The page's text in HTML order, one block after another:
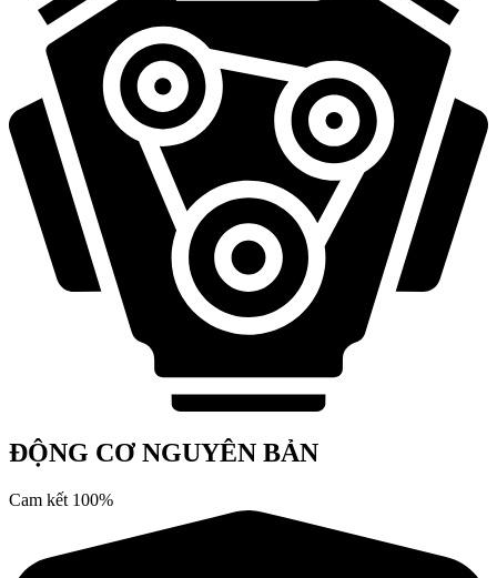
ĐỘNG CƠ NGUYÊN BẢN
Cam kết 100%